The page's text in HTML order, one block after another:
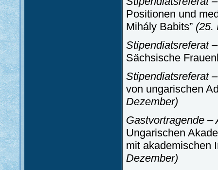
Positionen und
Mihály Babits” (25.
Stipendiatsreferat
Sächsische
Stipendiatsreferat
von ungarischen
Dezember)
Gastvortragende –
Ungarischen
mit akademischen
Dezember)